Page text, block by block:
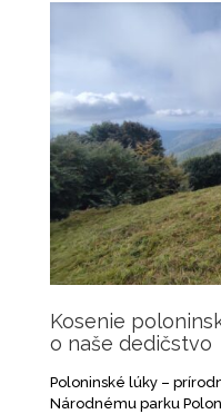
Kosenie
o naše dedičstvo
Poloninské lúky –
Národnému parku